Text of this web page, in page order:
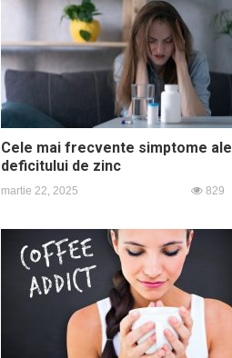
Cele mai frecvente simptome ale
deficitului de zinc
martie 22, 2025 829